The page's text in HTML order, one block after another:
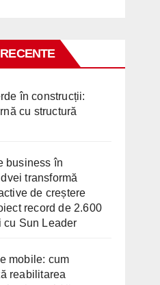
în construcții:
cu structură
business în
transformă
de creștere
record de 2.600
cu Sun Leader
mobile: cum
reabilitarea